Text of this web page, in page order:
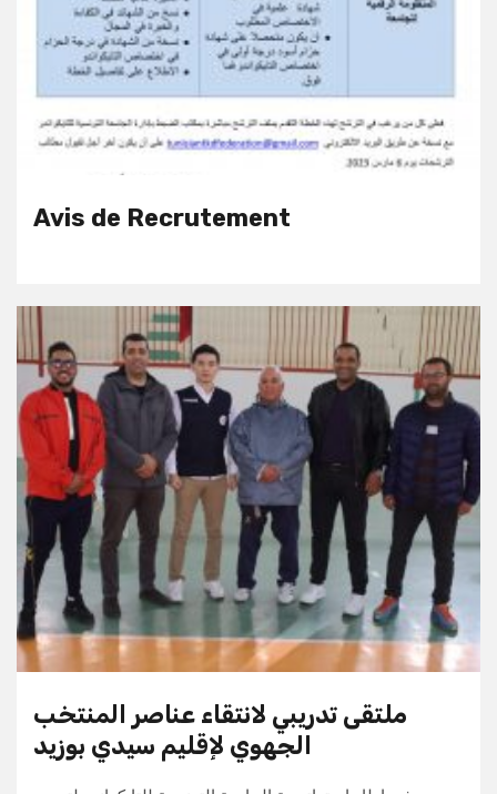
Avis de Recrutement
ملتقى تدريبي لانتقاء عناصر المنتخب
الجهوي لإقليم سيدي بوزيد